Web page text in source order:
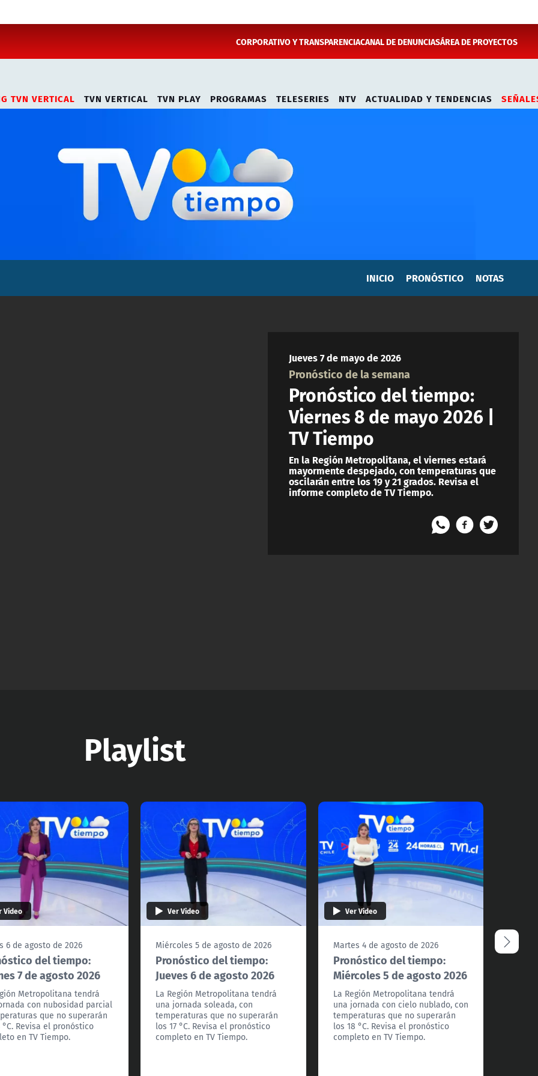
CORPORATIVO Y TRANSPARENCIACANAL DE DENUNCIASÁREA DE PROYECTOS
TVN VERTICAL TVN VERTICAL TVN PLAY PROGRAMAS TELESERIES NTV ACTUALIDAD Y TENDENCIAS
INICIO PRONÓSTICO NOTAS
Jueves 7 de mayo de 2026
Pronóstico de la semana
Pronóstico del tiempo:
Viernes 8 de mayo 2026 |
TV Tiempo
En la Región Metropolitana, el viernes estará
mayormente despejado, con temperaturas que
oscilarán entre los 19 y 21 grados. Revisa el
informe completo de TV Tiempo.
Playlist
Video
6 de agosto de 2026
del tiempo:
7 de agosto 2026
Metropolitana tendrá
con nubosidad parcial
que no superarán
°C. Revisa el pronóstico
en TV Tiempo.
Ver Video
Miércoles 5 de agosto de 2026
Pronóstico del tiempo:
Jueves 6 de agosto 2026
La Región Metropolitana tendrá
una jornada soleada, con
temperaturas que no superarán
los 17 °C. Revisa el pronóstico
completo en TV Tiempo.
Ver Video
Martes 4 de agosto de 2026
Pronóstico del tiempo:
Miércoles 5 de agosto 2026
La Región Metropolitana tendrá
una jornada con cielo nublado, con
temperaturas que no superarán
los 18 °C. Revisa el pronóstico
completo en TV Tiempo.